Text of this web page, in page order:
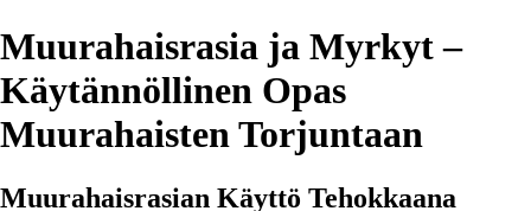
Muurahaisrasia ja Myrkyt –
Käytännöllinen Opas
Muurahaisten Torjuntaan
Muurahaisrasian Käyttö Tehokkaana